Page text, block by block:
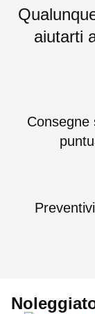
aiutarti
Consegne